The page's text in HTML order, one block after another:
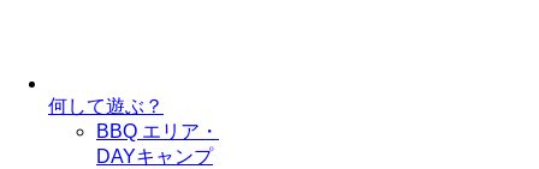
何して遊ぶ？
BBQ エリア・
DAYキャンプ